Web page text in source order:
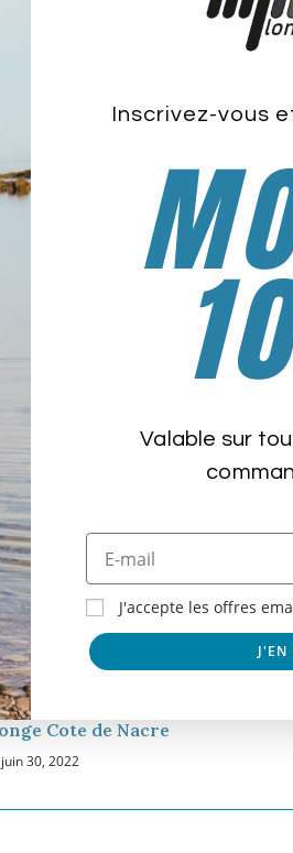
Cote de Nacre
juin 30, 2022
Inscrivez-vous
Valable sur
J'accepte les offres
J'EN